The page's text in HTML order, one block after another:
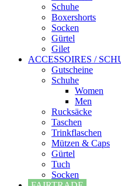
Schuhe
Boxershorts
Socken
Gürtel
Gilet
ACCESSOIRES /
Gutscheine
Schuhe
Women
Men
Rucksäcke
Taschen
Trinkflaschen
Mützen & Caps
Gürtel
Tuch
Socken